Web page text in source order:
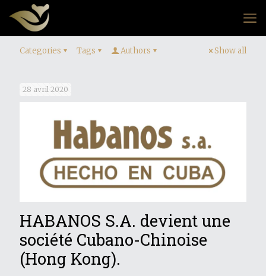
Categories Tags Authors Show all
28 avril 2020
HABANOS S.A. devient une
société Cubano-Chinoise
(Hong Kong).